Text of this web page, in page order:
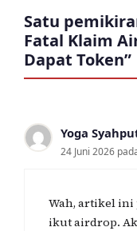
Satu
Fatal Klaim
Dapat Token”
Yoga
24 Juni 2026
Wah, artikel ini
ikut airdrop.